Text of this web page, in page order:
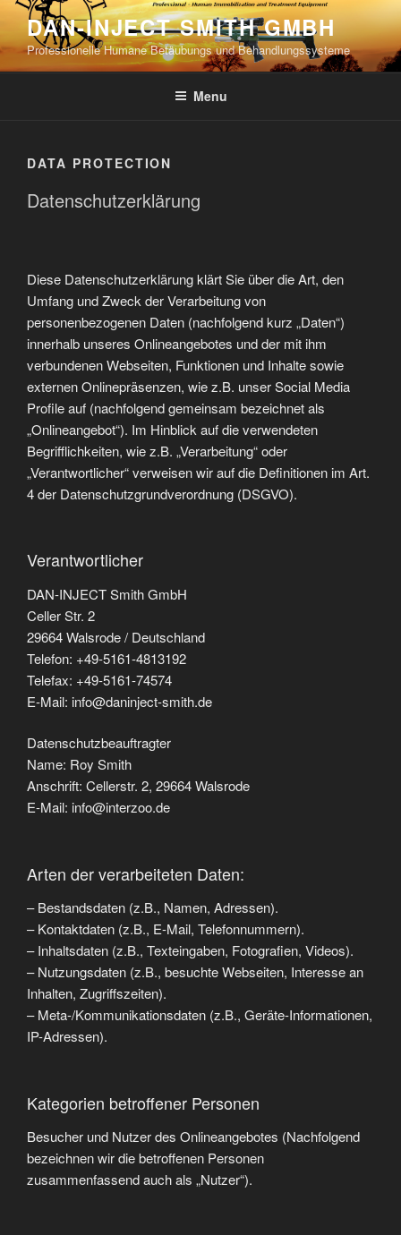
Skip
content
DAN-INJECT SMITH GMBH
Professionelle Humane Betäubungs und Behandlungssysteme
Menu
DATA PROTECTION
Datenschutzerklärung
Diese Datenschutzerklärung klärt Sie über die Art, den
Umfang und Zweck der Verarbeitung von
personenbezogenen Daten (nachfolgend kurz „Daten“)
innerhalb unseres Onlineangebotes und der mit ihm
verbundenen Webseiten, Funktionen und Inhalte sowie
externen Onlinepräsenzen, wie z.B. unser Social Media
Profile auf (nachfolgend gemeinsam bezeichnet als
„Onlineangebot“). Im Hinblick auf die verwendeten
Begrifflichkeiten, wie z.B. „Verarbeitung“ oder
„Verantwortlicher“ verweisen wir auf die Definitionen im Art.
4 der Datenschutzgrundverordnung (DSGVO).
Verantwortlicher
DAN-INJECT Smith GmbH
Celler Str. 2
29664 Walsrode / Deutschland
Telefon: +49-5161-4813192
Telefax: +49-5161-74574
E-Mail: info@daninject-smith.de
Datenschutzbeauftragter
Name: Roy Smith
Anschrift: Cellerstr. 2, 29664 Walsrode
E-Mail: info@interzoo.de
Arten der verarbeiteten Daten:
– Bestandsdaten (z.B., Namen, Adressen).
– Kontaktdaten (z.B., E-Mail, Telefonnummern).
– Inhaltsdaten (z.B., Texteingaben, Fotografien, Videos).
– Nutzungsdaten (z.B., besuchte Webseiten, Interesse an
Inhalten, Zugriffszeiten).
– Meta-/Kommunikationsdaten (z.B., Geräte-Informationen,
IP-Adressen).
Kategorien betroffener Personen
Besucher und Nutzer des Onlineangebotes (Nachfolgend
bezeichnen wir die betroffenen Personen
zusammenfassend auch als „Nutzer“).